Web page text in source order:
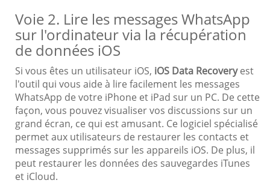
Voie 2. Lire les messages WhatsApp
sur l'ordinateur via la récupération
de données iOS
Si vous êtes un utilisateur iOS, iOS Data Recoveryest
l'outil qui vous aide à lire facilement les messages
WhatsApp de votre iPhone et iPad sur un PC. De cette
façon, vous pouvez visualiser vos discussions sur un
grand écran, ce qui est amusant. Ce logiciel spécialisé
permet aux utilisateurs de restaurer les contacts et
messages supprimés sur les appareils iOS. De plus, il
peut restaurer les données des sauvegardes iTunes
et iCloud.